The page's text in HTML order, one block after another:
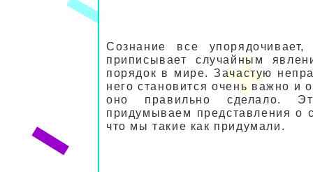
Сознание все
приписывает случайным
порядок в мире. Зачастую
него становится очень важно и
оно правильно сделало.
придумываем представления о
что мы такие как придумали.